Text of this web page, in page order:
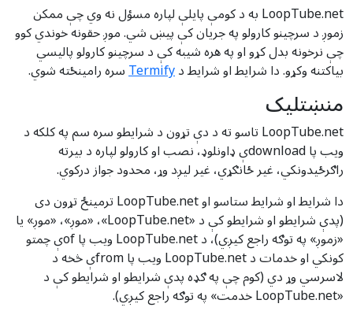
LoopTube.net به د کومې پایلې لپاره مسؤل نه وي چې ممکن
زموږ د سرچینو کارولو په جریان کې پیښ شي. موږ حقونه خوندي کوو
چې نرخونه بدل کړو او په هره شیبه کې د سرچینو کارولو پالیسي
بیاکتنه وکړو. دا شرایط او شرایط دTermifyسره رامینځته شوي.
منښتليک
LoopTube.net تاسو ته د دې تړون د شرایطو سره سم په کلکه د
ویب پا downloadې ډاونلوډ، نصب او کارولو لپاره د بیرته
راګرځیدونکي، غیر ځانګړي، غیر لیږد وړ، محدود جواز درکوي.
دا شرایط او شرایط ستاسو او LoopTube.net ترمینځ تړون دی
(پدې شرایطو او شرایطو کې د «LoopTube.net»، «موږ»، «موږ» یا
«زموږ» په توګه راجع کیږي)، د LoopTube.net ویب پا ofې چمتو
کونکي او خدمات د LoopTube.net ویب پا fromې څخه د
لاسرسي وړ دي (کوم چې په ګډه پدې شرایطو او شرایطو کې د
«LoopTube.net خدمت» په توګه راجع کیږي).